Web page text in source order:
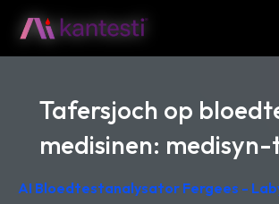
Tafersjoch op
medisinen:
AI Bloedtestanalysator Fergees -